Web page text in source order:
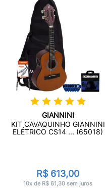
GIANNINI
KIT CAVAQUINHO GIANNINI
ELÉTRICO CS14 ... (65018)
R$ 613,00
10x de R$ 61,30 sem juros